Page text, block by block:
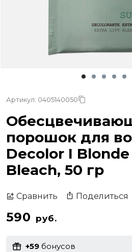
Артикул: 0405140050
порошок для
Decolor I
Bleach, 50 гр
Сравнить Поделиться
590 руб.
+59 бонусов